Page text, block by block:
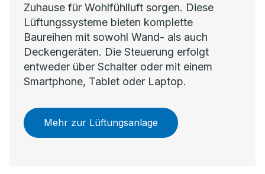
Zuhause für Wohlfühlluft sorgen. Diese
Lüftungssysteme bieten komplette
Baureihen mit sowohl Wand- als auch
Deckengeräten. Die Steuerung erfolgt
entweder über Schalter oder mit einem
Smartphone, Tablet oder Laptop.
Mehr zur Lüftungsanlage